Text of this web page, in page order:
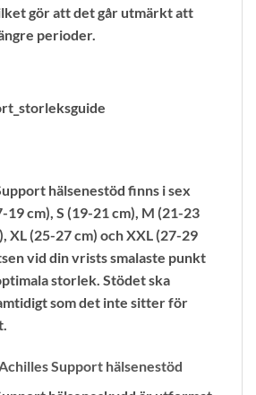
gör att det går utmärkt att
perioder.
hälsenestöd finns i sex
cm), S (19-21 cm), M (21-23
XL (25-27 cm) och XXL (27-29
vid din vrists smalaste punkt
storlek. Stödet ska
som det inte sitter för
Support hälsenestöd